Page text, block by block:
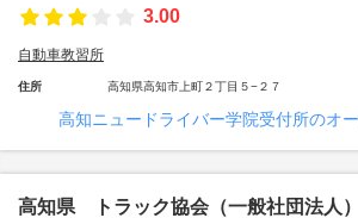
3.00
自動車教習所
住所 高知県高知市上町２丁目５−２７
高知ニュードライバー学院受付所のオ
高知県 トラック協会（一般社団法人）